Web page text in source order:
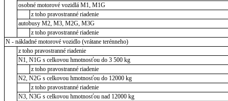
osobné motorové vozidlá M1, M1G
z toho pravostranné riadenie
autobusy M2, M3, M2G, M3G
z toho pravostranné riadenie
N - nákladné motorové vozidlo (vrátane terénneho)
z toho pravostranné riadenie
N1, N1G s celkovou hmotnosťou do 3 500 kg
z toho pravostranné riadenie
N2, N2G s celkovou hmotnosťou do 12000 kg
z toho pravostranné riadenie
N3, N3G s celkovou hmotnosťou nad 12000 kg